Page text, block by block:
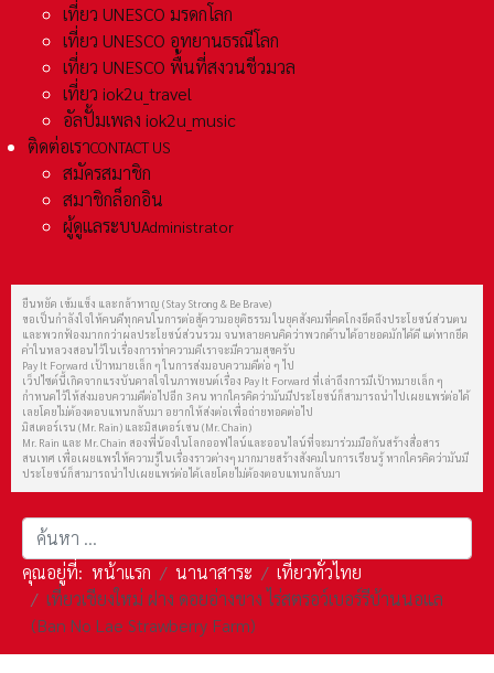
เที่ยว UNESCO มรดกโลก
เที่ยว UNESCO อุทยานธรณีโลก
เที่ยว UNESCO พื้นที่สงวนชีวมวล
เที่ยว iok2u_travel
อัลปั้มเพลง iok2u_music
ติดต่อเราCONTACT US
สมัครสมาชิก
สมาชิกล็อกอิน
ผู้ดูแลระบบAdministrator
ยืนหยัด เข้มแข็ง และกล้าหาญ (Stay Strong & Be Brave)
ขอเป็นกำลังใจให้คนดีทุกคนในการต่อสู้ความอยุติธรรม ในยุคสังคมที่คดโกงยึดถึงประโยชน์ส่วนตน
และพวกฟ้องมากกว่าผลประโยชน์ส่วนรวม จนหลายคนคิดว่าพวกด้านได้อายอดมักได้ดี แต่หากยึด
คำในหลวงสอนไว้ในเรื่องการทำความดีเราจะมีความสุขครับ
Pay It Forward เป้าหมายเล็ก ๆ ในการส่งมอบความดีต่อ ๆ ไป
เว็ปไซต์นี้เกิดจากแรงบันดาลใจในภาพยนต์เรื่อง Pay It Forward ที่เล่าถึงการมีเป้าหมายเล็ก ๆ
กำหนดไว้ให้ส่งมอบความดีต่อไปอีก 3 คน หากใครคิดว่ามันมีประโยชน์ก็สามารถนำไปเผยแพร่ต่อได้
เลยโดยไม่ต้องตอบแทนกลับมา อยากให้ส่งต่อเพื่อถ่ายทอดต่อไป
มิสเตอร์เรน (Mr. Rain) และมิสเตอร์เชน (Mr. Chain)
Mr. Rain และ Mr. Chain สองพี่น้องในโลกออฟไลน์และออนไลน์ที่จะมาร่วมมือกันสร้างสื่อสาร
สนเทศ เพื่อเผยแพร่ให้ความรู้ในเรื่องราวต่างๆ มากมายสร้างสังคมในการเรียนรู้ หากใครคิดว่ามันมี
ประโยชน์ก็สามารถนำไปเผยแพร่ต่อได้เลยโดยไม่ต้องตอบแทนกลับมา
การค้นหา
คุณอยู่ที่: หน้าแรก นานาสาระ
เที่ยวทั่วไทย
เที่ยวเชียงใหม่ ฝาง ดอยอ่างขาง ไร่สตรอว์เบอร์รีบ้านนอแล
(Ban No Lae Strawberry Farm)